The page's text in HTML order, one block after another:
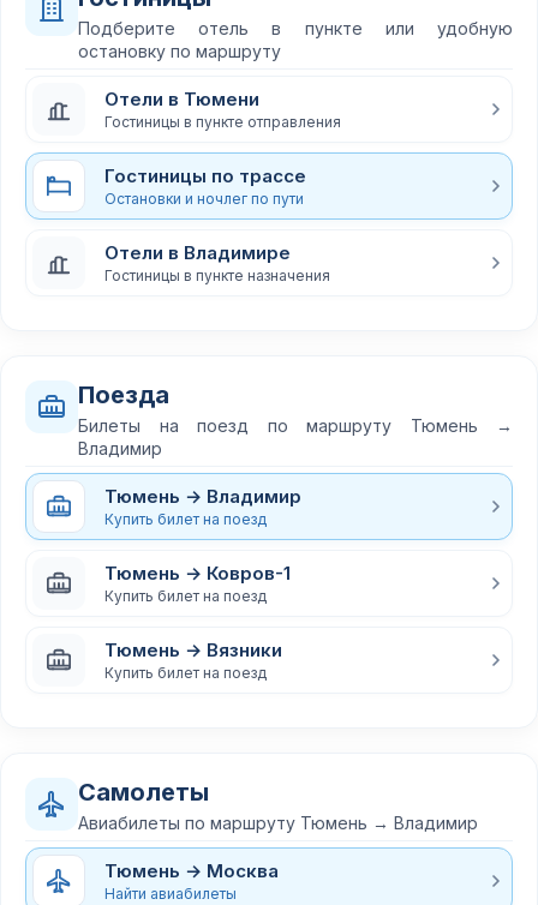
Подберите отель в пункте или удобную
остановку по маршруту
Отели в Тюмени
Гостиницы в пункте отправления
Гостиницы по трассе
Остановки и ночлег по пути
Отели в Владимире
Гостиницы в пункте назначения
Поезда
Билеты на поезд по маршруту Тюмень →
Владимир
Тюмень → Владимир
Купить билет на поезд
Тюмень → Ковров-1
Купить билет на поезд
Тюмень → Вязники
Купить билет на поезд
Самолеты
Авиабилеты по маршруту Тюмень → Владимир
Тюмень → Москва
Найти авиабилеты